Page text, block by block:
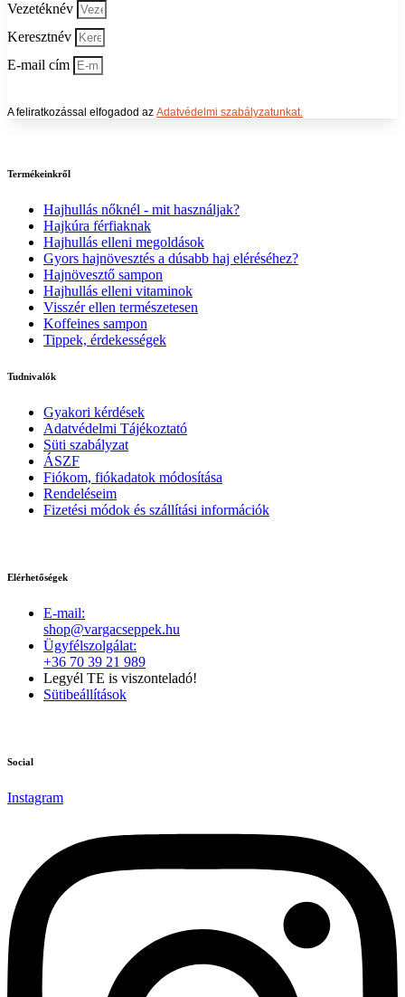
Vezetéknév
Keresztnév
E-mail cím
A feliratkozással elfogadod az Adatvédelmi szabályzatunkat.
Termékeinkről
Hajhullás nőknél - mit használjak?
Hajkúra férfiaknak
Hajhullás elleni megoldások
Gyors hajnövesztés a dúsabb haj eléréséhez?
Hajnövesztő sampon
Hajhullás elleni vitaminok
Visszér ellen természetesen
Koffeines sampon
Tippek, érdekességek
Tudnivalók
Gyakori kérdések
Adatvédelmi Tájékoztató
Süti szabályzat
ÁSZF
Fiókom, fiókadatok módosítása
Rendeléseim
Fizetési módok és szállítási információk
Elérhetőségek
E-mail:
shop@vargacseppek.hu
Ügyfélszolgálat:
+36 70 39 21 989
Legyél TE is viszonteladó!
Sütibeállítások
Social
Instagram